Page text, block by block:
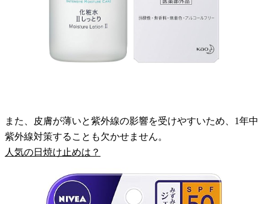
また、皮膚が薄いと紫外線の影響を受けやすいため、1年中
紫外線対策することも欠かせません。
人気の日焼け止めは？